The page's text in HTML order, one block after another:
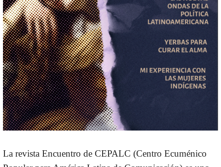
La revista Encuentro de CEPALC (Centro Ecuménico